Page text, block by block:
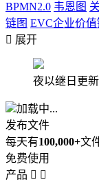
BPMN2.0 韦恩图
链图 EVC企业价值
 展开
夜以继日更
加载中...
发布文件
每天有100,000+文
免费使用
产品  